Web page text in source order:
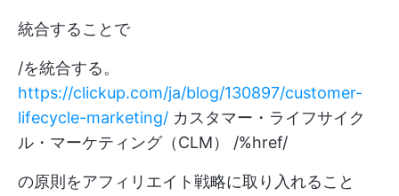
統合することで
/を統合する。
https://clickup.com/ja/blog/130897/customer-
lifecycle-marketing/ カスタマー・ライフサイク
ル・マーケティング（CLM） /%href/
の原則をアフィリエイト戦略に取り入れること